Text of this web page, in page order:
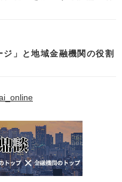
ジ」と地域金融機関の役割